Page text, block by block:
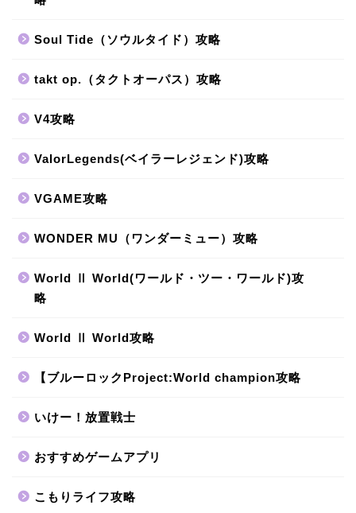
Soul Tide（ソウルタイド）攻略
takt op.（タクトオーパス）攻略
V4攻略
ValorLegends(ベイラーレジェンド)攻略
VGAME攻略
WONDER MU（ワンダーミュー）攻略
World Ⅱ World(ワールド・ツー・ワールド)攻
略
World Ⅱ World攻略
【ブルーロックProject:World champion攻略
いけー！放置戦士
おすすめゲームアプリ
こもりライフ攻略